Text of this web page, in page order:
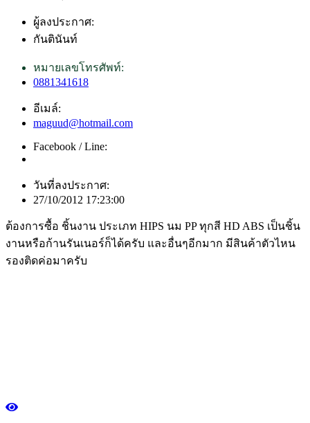
ผู้ลงประกาศ:
กันตินันท์
หมายเลขโทรศัพท์:
0881341618
อีเมล์:
maguud@hotmail.com
Facebook / Line:
วันที่ลงประกาศ:
27/10/2012 17:23:00
ต้องการซื้อ ชิ้นงาน ประเภท HIPS นม PP ทุกสี HD ABS เป็นชิ้น
งานหรือก้านรันเนอร์ก็ได้ครับ และอื่นๆอีกมาก มีสินค้าตัวไหน
รองติดค่อมาครับ